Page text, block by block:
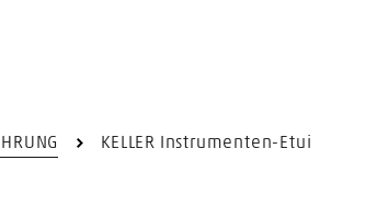
KELLER Instrumenten-Etui